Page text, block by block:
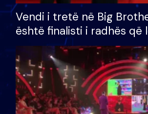
Vendi i tretë në Big
është finalisti i radhës që